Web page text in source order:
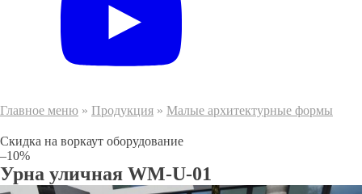
Главное меню » Продукция » Малые архитектурные формы
Скидка на воркаут оборудование
–10%
Урна уличная WM-U-01